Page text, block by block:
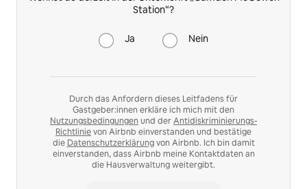
Station“?
Ja Nein
Durch das Anfordern dieses Leitfadens für
Gastgeber:innen erkläre ich mich mit den
Nutzungsbedingungen und der Antidiskriminierungs-
Richtlinievon Airbnb einverstanden und bestätige
die Datenschutzerklärungvon Airbnb. Ich bin damit
einverstanden, dass Airbnb meine Kontaktdaten an
die Hausverwaltung weitergibt.